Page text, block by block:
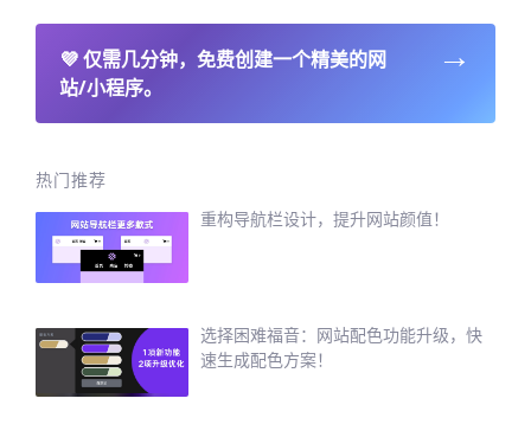
💜仅需几分钟，免费创建一个精美的网
站/小程序。
→
热门推荐
重构导航栏设计，提升网站颜值！
选择困难福音：网站配色功能升级，快
速生成配色方案！